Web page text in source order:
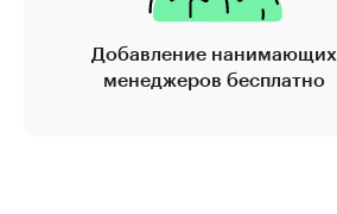
Добавление нанимающих
менеджеров бесплатно